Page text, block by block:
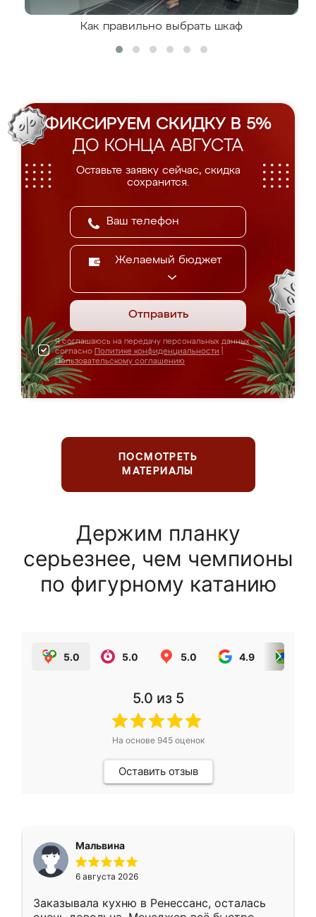
Как правильно выбрать шкаф
ФИКСИРУЕМ СКИДКУ В 5%
ДО КОНЦА АВГУСТА
Оставьте заявку сейчас, скидка
сохранится.
Желаемый бюджет
Отправить
Я соглашаюсь на передачу персональных данных
согласно Политике конфиденциальности
Пользовательскому соглашению
ПОСМОТРЕТЬ
МАТЕРИАЛЫ
Держим планку
серьезнее, чем чемпионы
по фигурному катанию
5.0 5.0 5.0 4.9
5.0 из 5
На основе 945оценок
Оставить отзыв
Мальвина
6 августа 2026
Заказывала кухню в Ренессанс, осталась